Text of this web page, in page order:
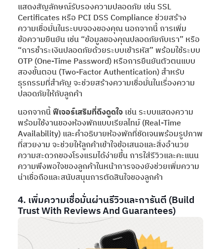
แสดงสัญลักษณ์รับรองความปลอดภัย เช่น SSL
Certificates หรือ PCI DSS Compliance ช่วยสร้าง
ความเชื่อมั่นในระบบจองของคุณ นอกจากนี้ การเพิ่ม
ข้อความยืนยัน เช่น “ข้อมูลของคุณปลอดภัยกับเรา” หรือ
“การชำระเงินปลอดภัยด้วยระบบเข้ารหัส” พร้อมใช้ระบบ
OTP (One-Time Password) หรือการยืนยันตัวตนแบบ
สองขั้นตอน (Two-Factor Authentication) สำหรับ
ธุรกรรมที่สำคัญ จะช่วยสร้างความเชื่อมั่นในเรื่องความ
ปลอดภัยให้กับลูกค้า
นอกจากนี้ฟีเจอร์เสริมที่ดึงดูดใจเช่น ระบบแสดงความ
พร้อมใช้งานของห้องพักแบบเรียลไทม์ (Real-Time
Availability) และคำอธิบายห้องพักที่ชัดเจนพร้อมรูปภาพ
ที่สวยงาม จะช่วยให้ลูกค้าเข้าใจข้อเสนอและสิ่งอำนวย
ความสะดวกของโรงแรมได้ง่ายขึ้น การใส่รีวิวและคะแนน
ความพึงพอใจของลูกค้าในหน้าการจองยังช่วยเพิ่มความ
น่าเชื่อถือและสนับสนุนการตัดสินใจของลูกค้า
4. เพิ่มความเชื่อมั่นผ่านรีวิวและการันตี (Build
Trust With Reviews And Guarantees)